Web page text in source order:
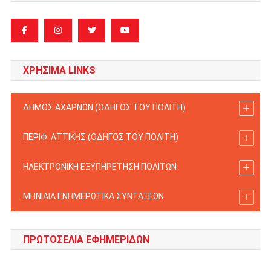
ΧΡΗΣΙΜΑ LINKS
ΔΗΜΟΣ ΑΧΑΡΝΩΝ (ΟΔΗΓΟΣ TOY ΠΟΛΙΤΗ)
ΠΕΡΙΦ. ΑΤΤΙΚΗΣ (ΟΔΗΓΟΣ TOY ΠΟΛΙΤΗ)
ΗΛΕΚΤΡΟΝΙΚΗ ΕΞΥΠΗΡΕΤΗΣΗ ΠΟΛΙΤΩΝ
ΜΗΝΙΑΙΑ ΕΝΗΜΕΡΩΤΙΚΑ ΣΥΝΤΑΞΕΩΝ
ΠΡΩΤΟΣΈΛΙΑ ΕΦΗΜΕΡΊΔΩΝ